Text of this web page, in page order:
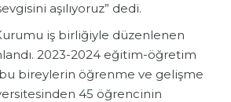
aşılıyoruz” dedi.
iş birliğiyle düzenlenen
2023-2024 eğitim-öğretim
bireylerin öğrenme ve gelişme
45 öğrencinin